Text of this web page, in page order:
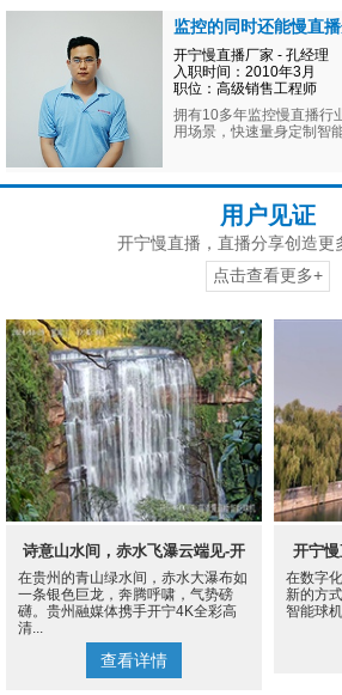
监控的同时还能慢直
开宁慢直播厂家 - 孔经理
入职时间：2010年3月
职位：高级销售工程师
拥有10多年监控慢直播行
用场景，快速量身定制智
用户见证
开宁慢直播，直播分享创造更
点击查看更多+
诗意山水间，赤水飞瀑云端见-开
宁4K慢直播摄像机
在贵州的青山绿水间，赤水大瀑布如
一条银色巨龙，奔腾呼啸，气势磅
礴。贵州融媒体携手开宁4K全彩高
清...
查看详情
开宁
宫
在数字
新的方
智能球